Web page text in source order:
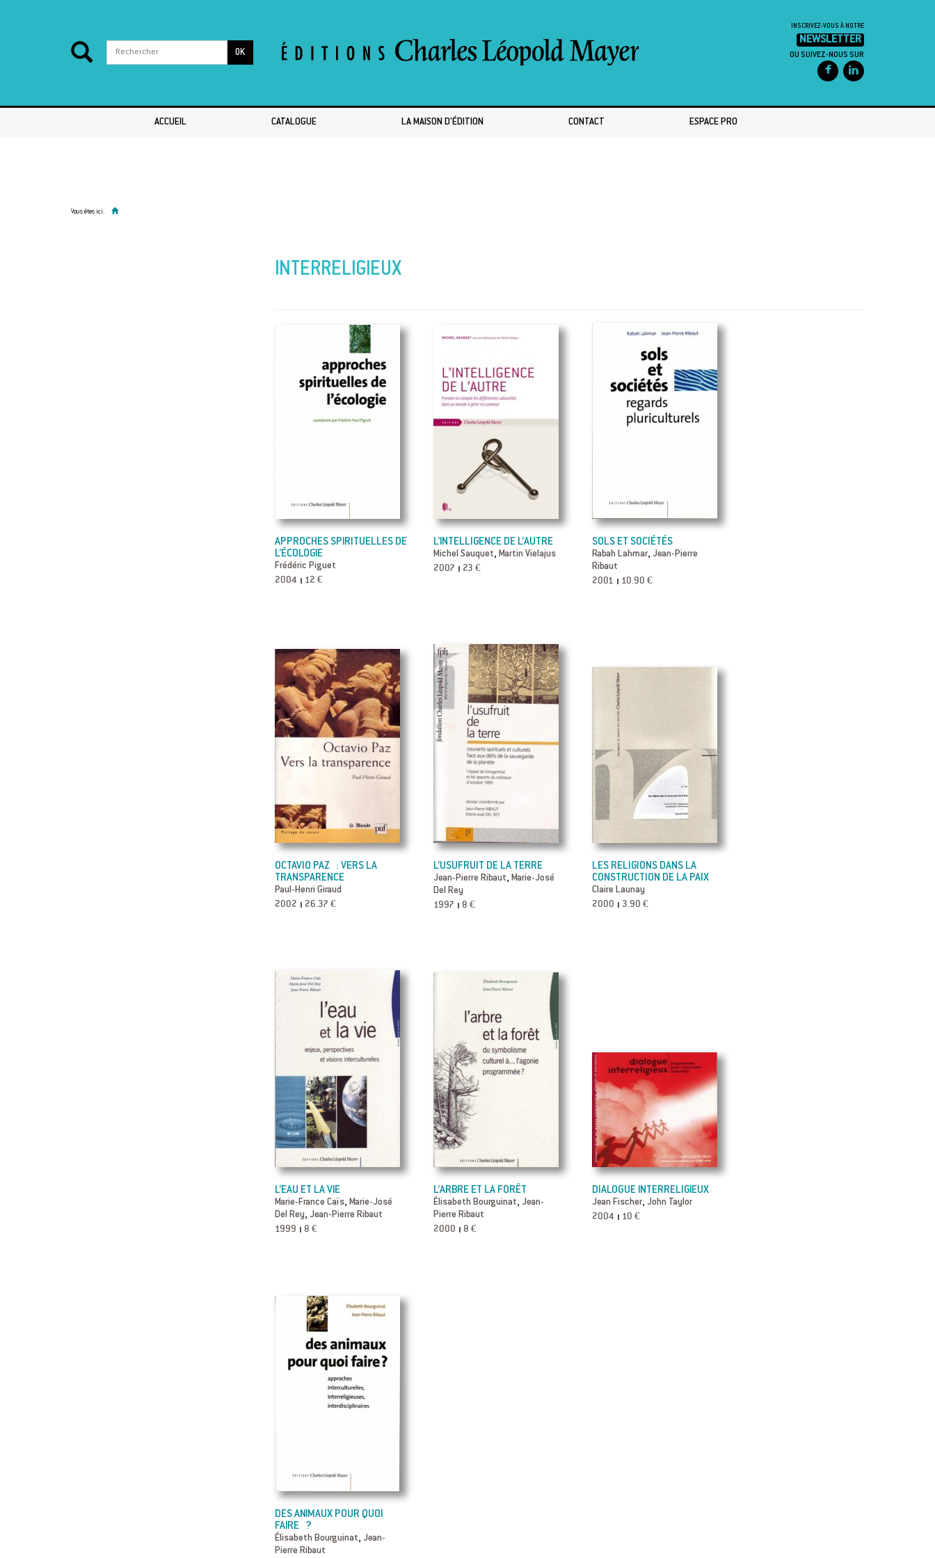
OK
INSCRIVEZ-VOUS À NOTRE
NEWSLETTER
OU SUIVEZ-NOUS SUR
ACCUEIL CATALOGUE LA MAISON D’ÉDITION CONTACT ESPACE PRO
Vous êtes ici:
INTERRELIGIEUX
APPROCHES SPIRITUELLES DE
L’ÉCOLOGIE
Frédéric Piguet
2004 12 €
L’INTELLIGENCE DE L’AUTRE
Michel Sauquet, Martin Vielajus
2007 23 €
SOLS ET SOCIÉTÉS
Rabah Lahmar, Jean-Pierre
Ribaut
2001 10.90 €
OCTAVIO PAZ : VERS LA
TRANSPARENCE
Paul-Henri Giraud
2002 26.37 €
L’USUFRUIT DE LA TERRE
Jean-Pierre Ribaut, Marie-José
Del Rey
1997 8 €
LES RELIGIONS DANS LA
CONSTRUCTION DE LA PAIX
Claire Launay
2000 3.90 €
L’EAU ET LA VIE
Marie-France Caïs, Marie-José
Del Rey, Jean-Pierre Ribaut
1999 8 €
L’ARBRE ET LA FORÊT
Élisabeth Bourguinat, Jean-
Pierre Ribaut
2000 8 €
DIALOGUE INTERRELIGIEUX
Jean Fischer, John Taylor
2004 10 €
DES ANIMAUX POUR QUOI
FAIRE ?
Élisabeth Bourguinat, Jean-
Pierre Ribaut